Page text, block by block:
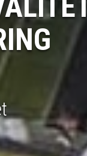
Laiderz,
fås i et
15 års